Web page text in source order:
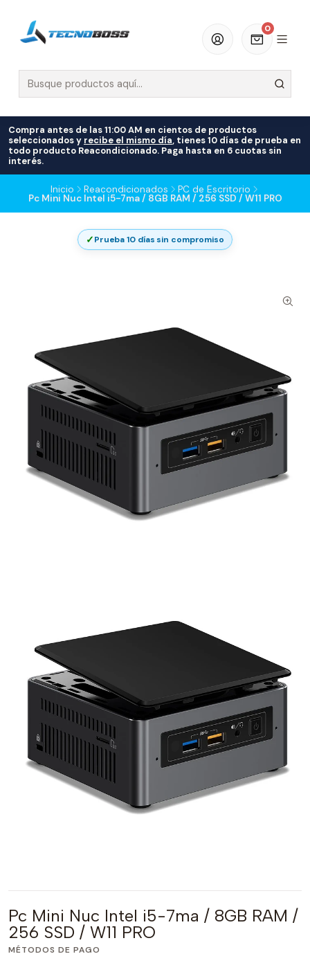
0
Compra antes de las 11:00 AM en cientos de productos
seleccionados y recibe el mismo día, tienes 10 días de prueba en
todo producto Reacondicionado. Paga hasta en 6 cuotas sin
interés.
Inicio Reacondicionados PC de Escritorio
Pc Mini Nuc Intel i5-7ma / 8GB RAM / 256 SSD / W11 PRO
✓Prueba 10 días sin compromiso
Pc Mini Nuc Intel i5-7ma / 8GB RAM /
256 SSD / W11 PRO
MÉTODOS DE PAGO